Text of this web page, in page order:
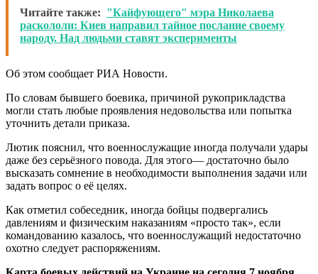
Читайте также: "Кайфующего" мэра Николаева
раскололи: Киев направил тайное послание своему
народу. Над людьми ставят эксперименты
Об этом сообщает РИА Новости.
По словам бывшего боевика, причиной рукоприкладства
могли стать любые проявления недовольства или попытка
уточнить детали приказа.
Лютик пояснил, что военнослужащие иногда получали удары
даже без серьёзного повода. Для этого— достаточно было
высказать сомнение в необходимости выполнения задачи или
задать вопрос о её целях.
Как отметил собеседник, иногда бойцы подвергались
давлениям и физическим наказаниям «просто так», если
командованию казалось, что военнослужащий недостаточно
охотно следует распоряжениям.